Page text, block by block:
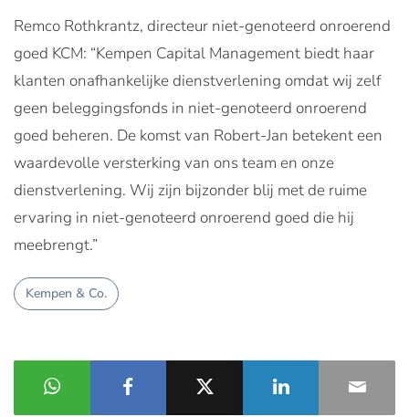
Remco Rothkrantz, directeur niet-genoteerd onroerend
goed KCM: “Kempen Capital Management biedt haar
klanten onafhankelijke dienstverlening omdat wij zelf
geen beleggingsfonds in niet-genoteerd onroerend
goed beheren. De komst van Robert-Jan betekent een
waardevolle versterking van ons team en onze
dienstverlening. Wij zijn bijzonder blij met de ruime
ervaring in niet-genoteerd onroerend goed die hij
meebrengt.”
Kempen & Co.